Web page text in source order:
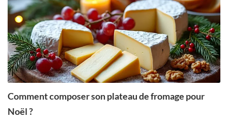
Comment composer son plateau de fromage pour
Noël ?